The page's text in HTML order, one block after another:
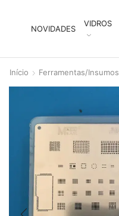
NOVIDADES
VIDROS
Início Ferramentas/Insumos